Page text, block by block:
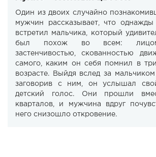
Один из двоих случайно
мужчин рассказывает, что
встретил мальчика, который
был похож во всем: лицом,
застенчивостью, скованностью
самого, каким он себя помнил в
возрасте. Выйдя вслед за мальчиком
заговорив с ним, он услышал
детский голос. Они прошли
кварталов, и мужчина вдруг
него снизошло откровение.